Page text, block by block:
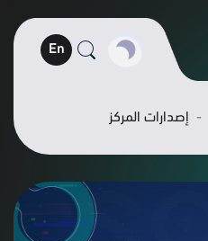
En
إصدارات المركز